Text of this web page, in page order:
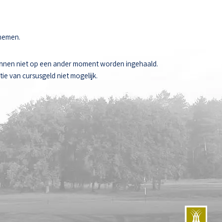
niet op een ander moment worden ingehaald.
van cursusgeld niet mogelijk.